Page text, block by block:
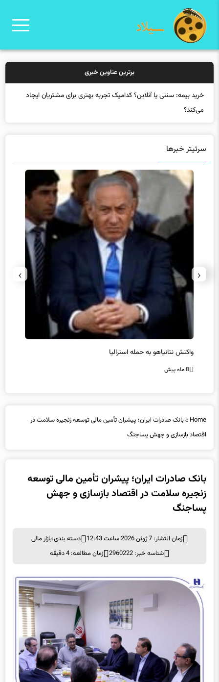
برترین عناوین خبری
خرید بیمه: سنتی یا آنلاین؟ کدامیک تجربه بهتری برای مشتریان ایجاد
می‌کند؟
سرتیتر خبرها
واکنش نتانیاهو به حمله استرالیا
8 ماه پیش
‹
›
Home
»بانک صادرات ایران؛ پیشران تأمین مالی توسعه زنجیره سلامت در
اقتصاد بازسازی و جهش پساجنگ
بانک صادرات ایران؛ پیشران تأمین مالی توسعه
زنجیره سلامت در اقتصاد بازسازی و جهش
پساجنگ
زمان انتشار: 7 ژوئن 2026 ساعت 12:43 دسته بندی:بازار مالی
شناسه خبر: 2960222
زمان مطالعه: 4 دقیقه